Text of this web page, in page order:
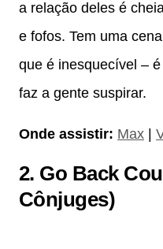
a relação deles é
e fofos. Tem uma
que é inesquecível –
faz a gente suspirar.
Onde assistir: Max
2. Go Back
Cônjuges)